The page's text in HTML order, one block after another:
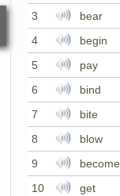
3
bear
4
begin
5
pay
6
bind
7
bite
8
blow
9
become
10
get